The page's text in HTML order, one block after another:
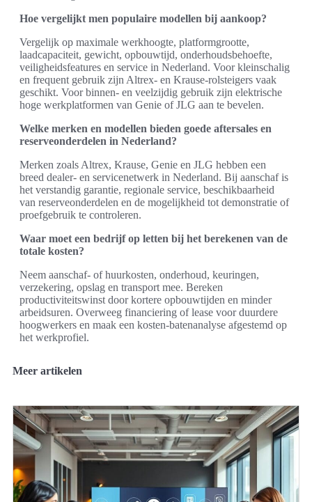
Hoe vergelijkt men populaire modellen bij aankoop?
Vergelijk op maximale werkhoogte, platformgrootte,
laadcapaciteit, gewicht, opbouwtijd, onderhoudsbehoefte,
veiligheidsfeatures en service in Nederland. Voor kleinschalig
en frequent gebruik zijn Altrex- en Krause-rolsteigers vaak
geschikt. Voor binnen- en veelzijdig gebruik zijn elektrische
hoge werkplatformen van Genie of JLG aan te bevelen.
Welke merken en modellen bieden goede aftersales en
reserveonderdelen in Nederland?
Merken zoals Altrex, Krause, Genie en JLG hebben een
breed dealer- en servicenetwerk in Nederland. Bij aanschaf is
het verstandig garantie, regionale service, beschikbaarheid
van reserveonderdelen en de mogelijkheid tot demonstratie of
proefgebruik te controleren.
Waar moet een bedrijf op letten bij het berekenen van de
totale kosten?
Neem aanschaf- of huurkosten, onderhoud, keuringen,
verzekering, opslag en transport mee. Bereken
productiviteitswinst door kortere opbouwtijden en minder
arbeidsuren. Overweeg financiering of lease voor duurdere
hoogwerkers en maak een kosten-batenanalyse afgestemd op
het werkprofiel.
Meer artikelen